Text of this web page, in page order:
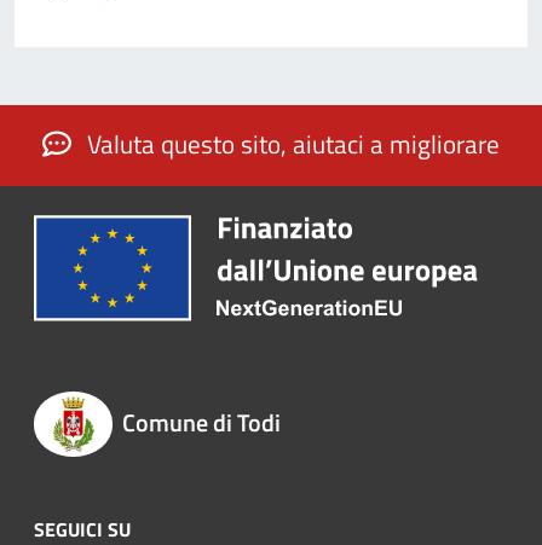
Valuta questo sito, aiutaci a migliorare
Comune di Todi
SEGUICI SU